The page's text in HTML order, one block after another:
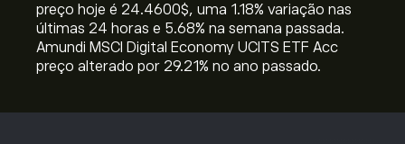
preço hoje é 24.4600‎$‎, uma ‎1.18‎% variação nas
últimas 24 horas e ‎5.68‎% na semana passada.
Amundi MSCI Digital Economy UCITS ETF Acc
preço alterado por ‎29.21‎% no ano passado.